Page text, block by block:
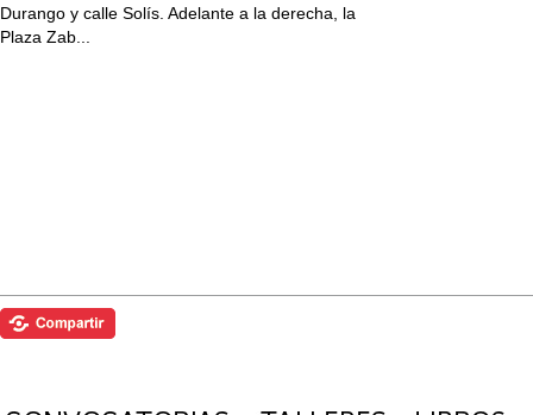
Durango y calle Solís. Adelante a la derecha, la
Plaza Zab...